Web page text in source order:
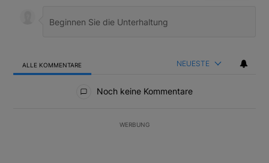
ALLE KOMMENTARE NEUESTE
Noch keine Kommentare
WERBUNG